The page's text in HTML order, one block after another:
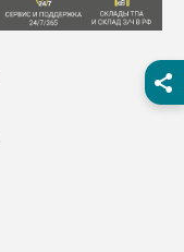
28.07.2026
первый план в
28.07.2026
ситуацией на